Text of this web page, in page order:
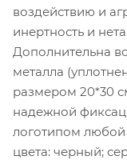
воздействию и
инертность и
Дополнительна
металла
размером 20*30
надежной
логотипом
цвета: черный;